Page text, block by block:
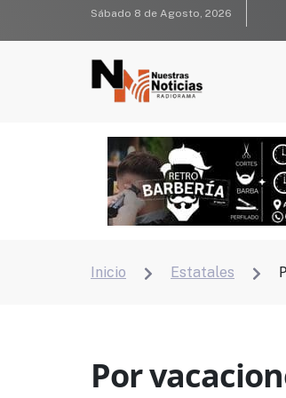
Sábado 8 de Agosto, 2026
Inicio  Estatales 
Por